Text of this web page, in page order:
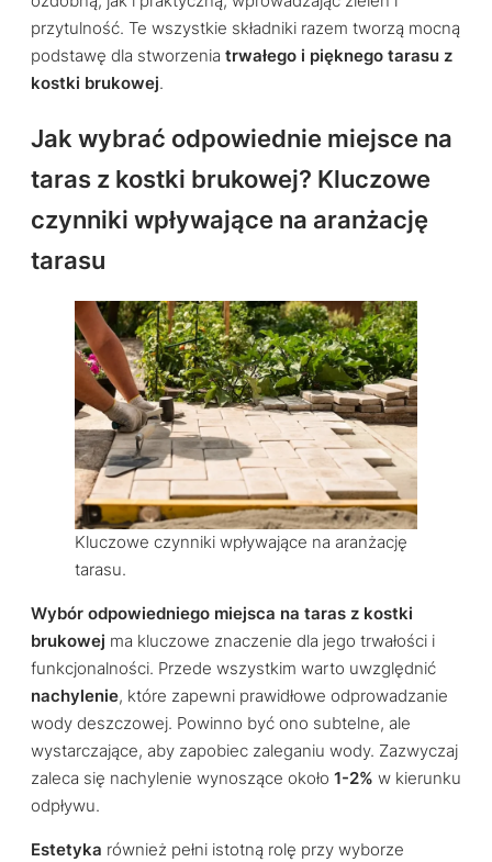
przytulność. Te wszystkie składniki razem tworzą mocną
podstawę dla stworzenia trwałego i pięknego tarasu z
kostki brukowej.
Jak wybrać odpowiednie miejsce na
taras z kostki brukowej? Kluczowe
czynniki wpływające na aranżację
tarasu
Kluczowe czynniki wpływające na aranżację
tarasu.
Wybór odpowiedniego miejsca na taras z kostki
brukowej ma kluczowe znaczenie dla jego trwałości i
funkcjonalności. Przede wszystkim warto uwzględnić
nachylenie, które zapewni prawidłowe odprowadzanie
wody deszczowej. Powinno być ono subtelne, ale
wystarczające, aby zapobiec zaleganiu wody. Zazwyczaj
zaleca się nachylenie wynoszące około 1-2% w kierunku
odpływu.
Estetyka również pełni istotną rolę przy wyborze